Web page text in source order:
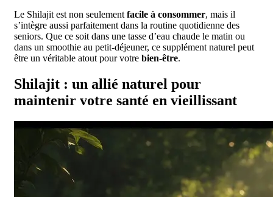
Le Shilajit est non seulement facile à consommer, mais il
s’intègre aussi parfaitement dans la routine quotidienne des
seniors. Que ce soit dans une tasse d’eau chaude le matin ou
dans un smoothie au petit-déjeuner, ce supplément naturel peut
être un véritable atout pour votre bien-être.
Shilajit : un allié naturel pour
maintenir votre santé en vieillissant